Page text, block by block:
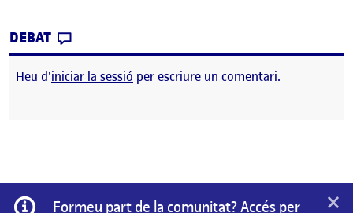
DEBAT
Heu d'iniciar la sessió per escriure un comentari.
Informació
Formeu part de la comunitat? Accés per ×